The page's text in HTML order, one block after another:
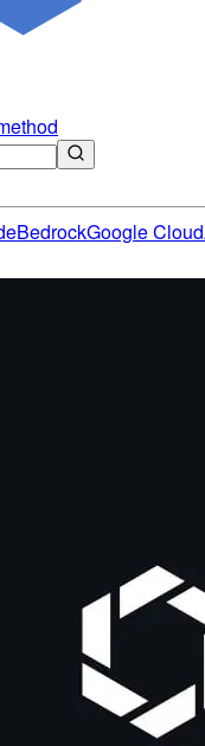
BedrockGoogle Cloud